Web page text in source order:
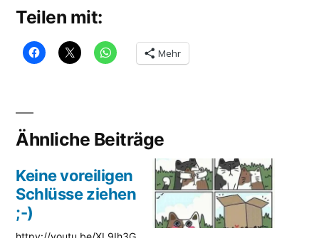
Teilen mit:
Mehr
Ähnliche Beiträge
Keine voreiligen
Schlüsse ziehen
;-)